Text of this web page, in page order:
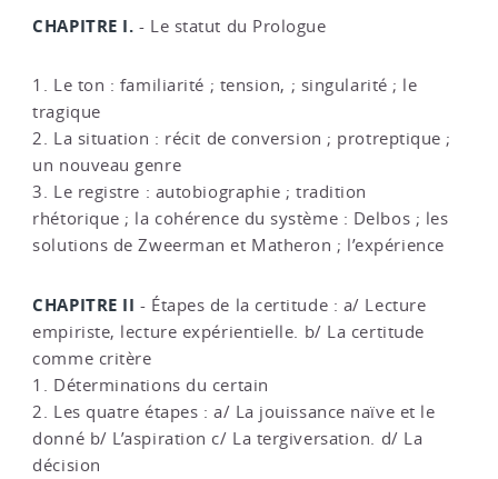
CHAPITRE I. - Le statut du Prologue
1. Le ton : familiarité ; tension, ; singularité ; le
tragique
2. La situation : récit de conversion ; protreptique ;
un nouveau genre
3. Le registre : autobiographie ; tradition
rhétorique ; la cohérence du système : Delbos ; les
solutions de Zweerman et Matheron ; l’expérience
CHAPITRE II - Étapes de la certitude : a/ Lecture
empiriste, lecture expérientielle. b/ La certitude
comme critère
1. Déterminations du certain
2. Les quatre étapes : a/ La jouissance naïve et le
donné b/ L’aspiration c/ La tergiversation. d/ La
décision